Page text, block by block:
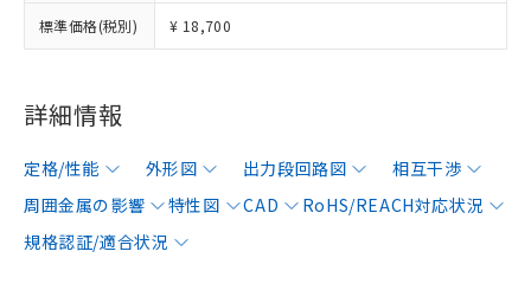
標準価格(税別) ¥ 18,700
詳細情報
定格/性能 外形図 出力段回路図
相互干渉
周囲金属の影響
特性図 CAD
RoHS/REACH対応状況
規格認証/適合状況